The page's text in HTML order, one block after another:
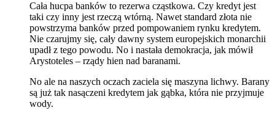
Cała hucpa banków to rezerwa cząstkowa. Czy kredyt jest
taki czy inny jest rzeczą wtórną. Nawet standard złota nie
powstrzyma banków przed pompowaniem rynku kredytem.
Nie czarujmy się, cały dawny system europejskich monarchii
upadł z tego powodu. No i nastała demokracja, jak mówił
Arystoteles – rządy hien nad baranami.
No ale na naszych oczach zaciela się maszyna lichwy. Barany
są już tak nasączeni kredytem jak gąbka, która nie przyjmuje
wody.